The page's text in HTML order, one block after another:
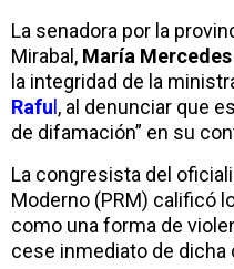
La senadora por la
Mirabal, María
la integridad de la
Raful, al denunciar que
de difamación” en su
La congresista del
Moderno (PRM) calificó
como una forma de
cese inmediato de dicha